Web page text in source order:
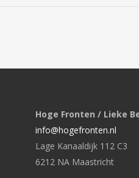
Hoge Fronten / Lieke
info@hogefronten.nl
Lage Kanaaldijk 112 C3
6212 NA Maastricht